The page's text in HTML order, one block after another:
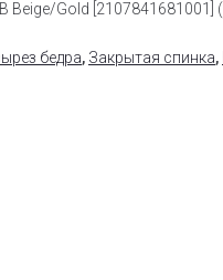
Beige/Gold [2107841681001]
бедра, Закрытая спинка,